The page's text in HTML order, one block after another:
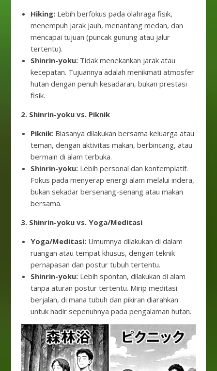
Hiking: Lebih berfokus pada olahraga fisik,
menempuh jarak jauh, menantang medan, dan
mencapai tujuan (puncak gunung atau jalur
tertentu).
Shinrin-yoku: Tidak menekankan jarak atau
kecepatan. Tujuannya adalah menikmati atmosfer
hutan dengan penuh kesadaran, bukan prestasi
fisik.
2. Shinrin-yoku vs. Piknik
Piknik: Biasanya dilakukan bersama keluarga atau
teman, dengan aktivitas makan, berbincang, atau
bermain di alam terbuka.
Shinrin-yoku: Lebih personal dan kontemplatif.
Fokus pada menyerap energi alam melalui indera,
bukan sekadar bersenang-senang atau makan
bersama.
3. Shinrin-yoku vs. Yoga/Meditasi
Yoga/Meditasi: Umumnya dilakukan di dalam
ruangan atau tempat khusus, dengan teknik
pernapasan dan postur tubuh tertentu.
Shinrin-yoku: Lebih spontan, dilakukan di alam
tanpa aturan postur tertentu. Mirip meditasi
berjalan, di mana tubuh dan pikiran diarahkan
untuk hadir sepenuhnya pada pengalaman hutan.